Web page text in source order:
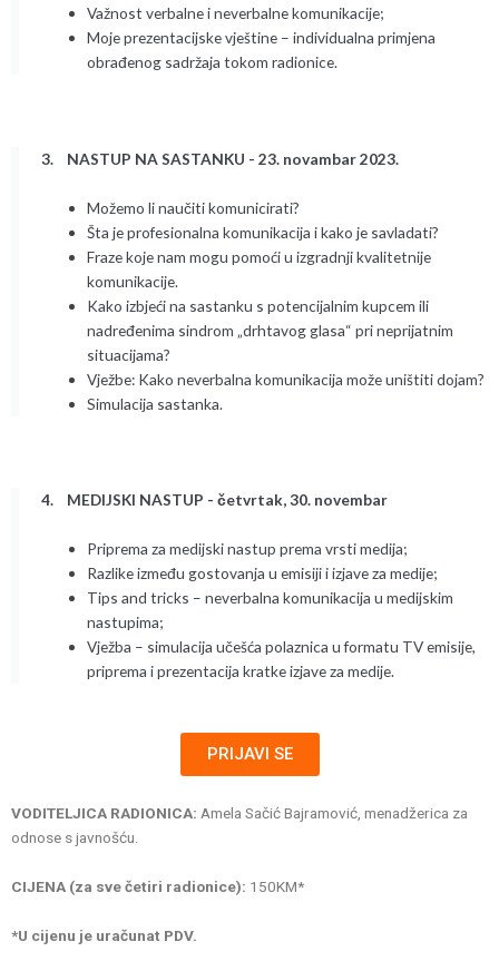
Važnost verbalne i neverbalne komunikacije;
Moje prezentacijske vještine – individualna primjena
obrađenog sadržaja tokom radionice.
3. NASTUP NA SASTANKU - 23. novambar 2023.
Možemo li naučiti komunicirati?
Šta je profesionalna komunikacija i kako je savladati?
Fraze koje nam mogu pomoći u izgradnji kvalitetnije
komunikacije.
Kako izbjeći na sastanku s potencijalnim kupcem ili
nadređenima sindrom „drhtavog glasa“ pri neprijatnim
situacijama?
Vježbe: Kako neverbalna komunikacija može uništiti dojam?
Simulacija sastanka.
4. MEDIJSKI NASTUP - četvrtak, 30. novembar
Priprema za medijski nastup prema vrsti medija;
Razlike između gostovanja u emisiji i izjave za medije;
Tips and tricks – neverbalna komunikacija u medijskim
nastupima;
Vježba – simulacija učešća polaznica u formatu TV emisije,
priprema i prezentacija kratke izjave za medije.
PRIJAVI SE
VODITELJICA RADIONICA: Amela Sačić Bajramović, menadžerica za
odnose s javnošću.
CIJENA (za sve četiri radionice): 150KM*
*U cijenu je uračunat PDV.